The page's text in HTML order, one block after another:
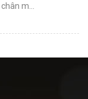
m...